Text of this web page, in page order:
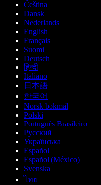
Čeština
Dansk
Nederlands
English
Français
Suomi
Deutsch
हिन्दी
Italiano
日本語
한국어
Norsk bokmål
Polski
Português Brasileiro
Русский
Українська
Español
Español (México)
Svenska
ไทย